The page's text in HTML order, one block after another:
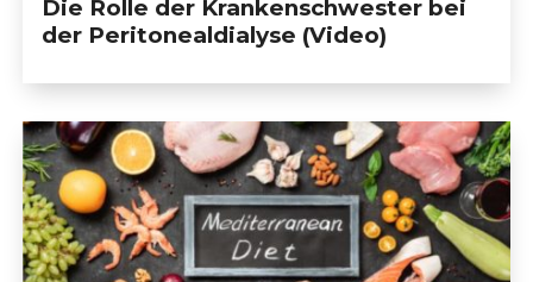
                            WEBINARS
Die Rolle der Krankenschwester bei
der Peritonealdialyse (Video)